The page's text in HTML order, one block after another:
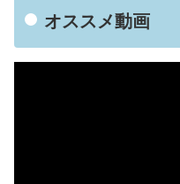
オススメ動画